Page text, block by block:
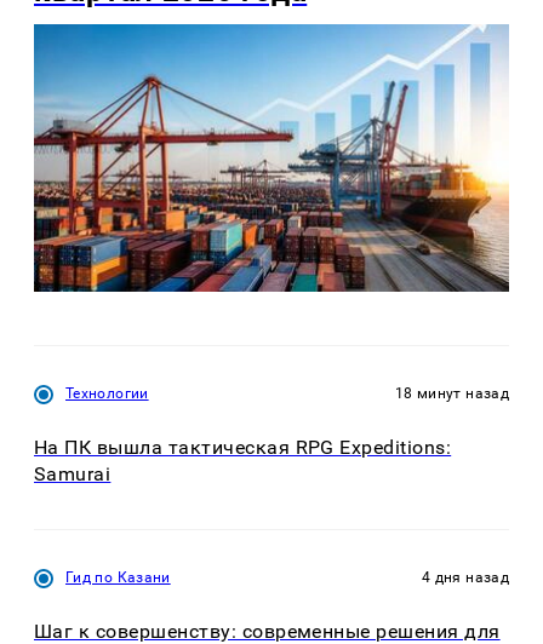
Технологии 18 минут назад
На ПК вышла тактическая RPG Expeditions:
Samurai
Гид по Казани 4 дня назад
Шаг к совершенству: современные решения для